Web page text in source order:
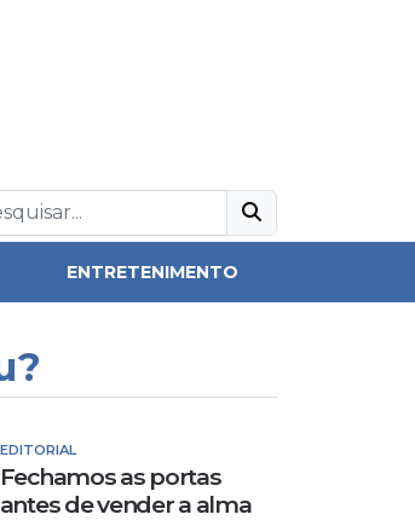
ENTRETENIMENTO
EDITORIAL
Fechamos as portas
antes de vender a alma